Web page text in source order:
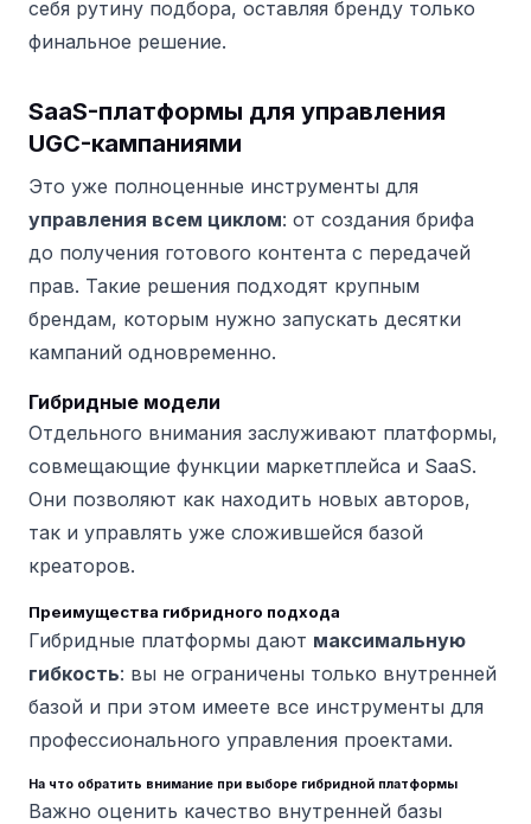
себя рутину подбора, оставляя бренду только
финальное решение.
SaaS-платформы для управления
UGC-кампаниями
Это уже полноценные инструменты для
управления всем циклом: от создания брифа
до получения готового контента с передачей
прав. Такие решения подходят крупным
брендам, которым нужно запускать десятки
кампаний одновременно.
Гибридные модели
Отдельного внимания заслуживают платформы,
совмещающие функции маркетплейса и SaaS.
Они позволяют как находить новых авторов,
так и управлять уже сложившейся базой
креаторов.
Преимущества гибридного подхода
Гибридные платформы дают максимальную
гибкость: вы не ограничены только внутренней
базой и при этом имеете все инструменты для
профессионального управления проектами.
На что обратить внимание при выборе гибридной платформы
Важно оценить качество внутренней базы